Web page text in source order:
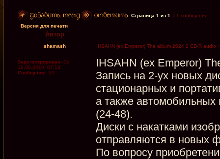
Страница 1 из 1
[ 1 сообщение ]
Версия для печати
Автор
shamash IHSAHN (ex Emperor) The album 2024 2 CD-R audio
Зарегистрирован: Ср
18.08.2010, 07:18
Сообщения: 39
IHSAHN (ex Emperor)
Запись на 2-ух новых
стационарных и
а также
(24-48).
Диски с накатками
отправляются в новых
По вопросу